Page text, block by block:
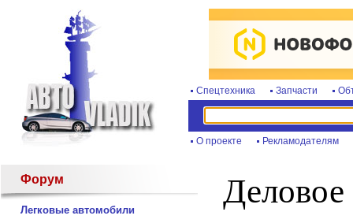
Спецтехника Запчасти
О проекте Рекламодателям
Форум
Легковые автомобили
Деловое